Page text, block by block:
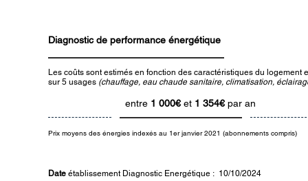
Diagnostic de performance énergétique
Les coûts sont estimés en fonction des caractéristiques du logement
sur 5 usages (chauffage, eau chaude sanitaire, climatisation,
entre 1 000€et 1 354€par an
Prix moyens des énergies indexés au 1er janvier 2021 (abonnements compris)
Date établissement Diagnostic Energétique : 10/10/2024